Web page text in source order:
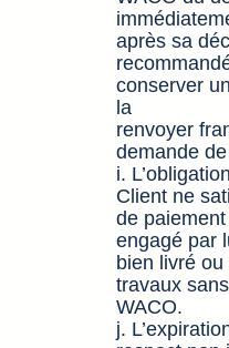
après sa
conserver
la
renvoyer
demande
i.
Client ne
de
engagé par
bien livré ou
travaux
WACO.
j.